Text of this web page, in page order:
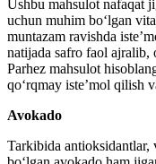
Ushbu mahsulot nafaqat
uchun muhim bo‘lgan
muntazam ravishda
natijada safro faol ajralib,
Parhez mahsulot
qo‘rqmay iste’mol qilish
Avokado
Tarkibida